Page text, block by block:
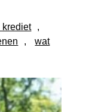
krediet
, wat